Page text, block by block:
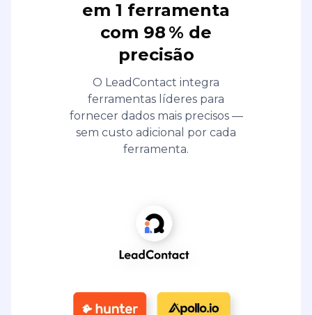
em 1 ferramenta
com 98 % de
precisão
O LeadContact integra
ferramentas líderes para
fornecer dados mais precisos —
sem custo adicional por cada
ferramenta.